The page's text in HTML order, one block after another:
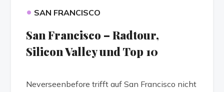
• SAN FRANCISCO
San Francisco – Radtour,
Silicon Valley und Top 10
Neverseenbefore trifft auf San Francisco nicht